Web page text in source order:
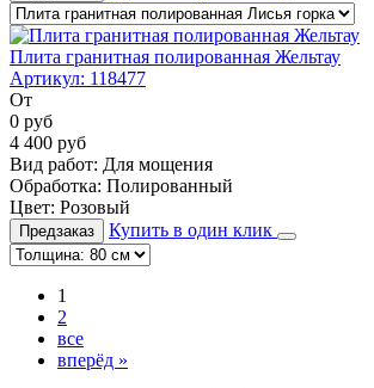
Плита гранитная полированная Жельтау
Артикул: 118477
От
0 руб
4 400 руб
Вид работ: Для мощения
Обработка: Полированный
Цвет: Розовый
Предзаказ Купить в один клик
1
2
все
вперёд »